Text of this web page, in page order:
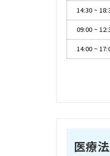
14:30 ~
09:00 ~
14:00 ~
医療